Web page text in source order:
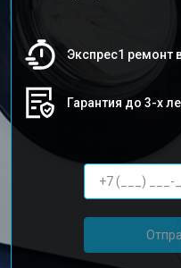
Экспрес1 ремонт
Гарантия до 3-х